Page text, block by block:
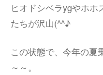
ヒオドシベラygやホ
たちが沢山(^^♪
この状態で、今年の夏
～～。